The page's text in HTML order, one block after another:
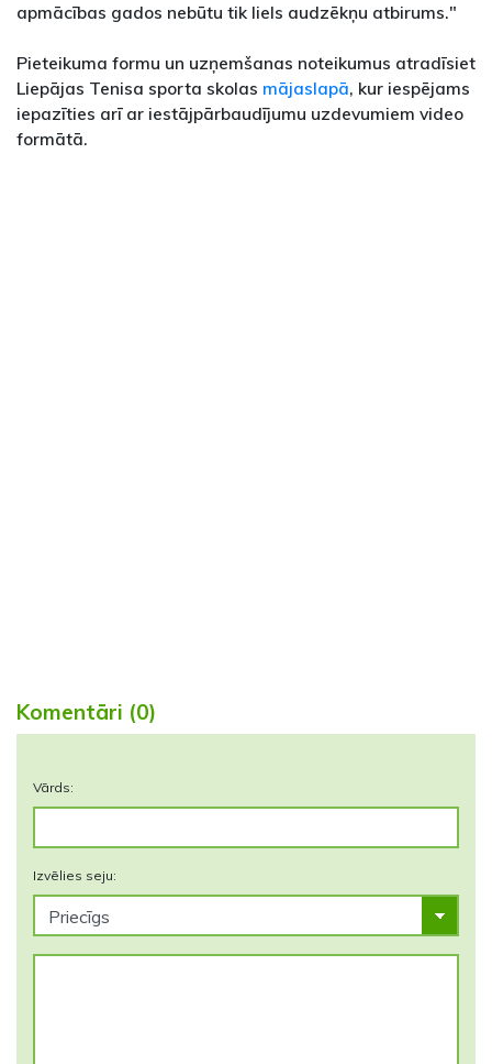
apmācības gados nebūtu tik liels audzēkņu atbirums."
Pieteikuma formu un uzņemšanas noteikumus atradīsiet
Liepājas Tenisa sporta skolas mājaslapā, kur iespējams
iepazīties arī ar iestājpārbaudījumu uzdevumiem video
formātā.
Komentāri (0)
Vārds:
Izvēlies seju: